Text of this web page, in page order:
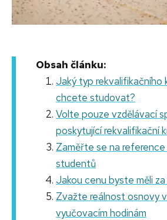
Obsah článku:
Jaký typ rekvalifikačního
chcete studovat?
Volte pouze vzdělávací
poskytující rekvalifikační
Zaměřte se na
studentů
Jakou cenu byste měli
Zvažte reálnost osnovy
vyučovacím hodinám